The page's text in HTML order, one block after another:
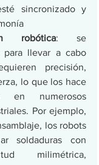
sincronizado y
robótica: se
para llevar a cabo
precisión,
lo que los hace
en numerosos
Por ejemplo,
los robots
soldaduras con
milimétrica,